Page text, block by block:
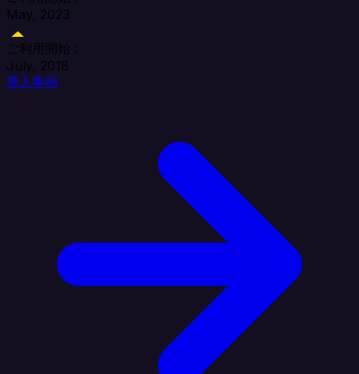
May, 2023
ご利用開始：
July, 2018
導入事例